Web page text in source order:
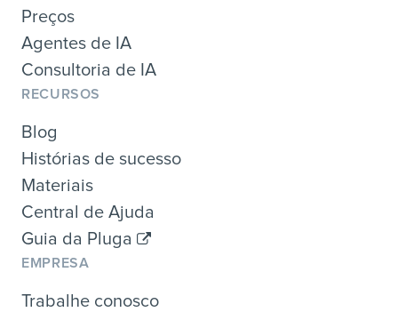
Preços
Agentes de IA
Consultoria de IA
RECURSOS
Blog
Histórias de sucesso
Materiais
Central de Ajuda
Guia da Pluga
EMPRESA
Trabalhe conosco